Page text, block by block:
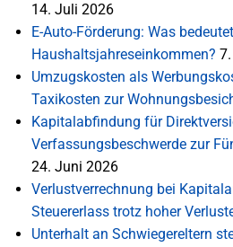
14. Juli 2026
E-Auto-Förderung: Was
Haushaltsjahreseinkommen?
Umzugskosten als
Taxikosten zur
Kapitalabfindung für
Verfassungsbeschwerde zur
24. Juni 2026
Verlustverrechnung bei
Steuererlass trotz hoher
Unterhalt an Schwiegereltern